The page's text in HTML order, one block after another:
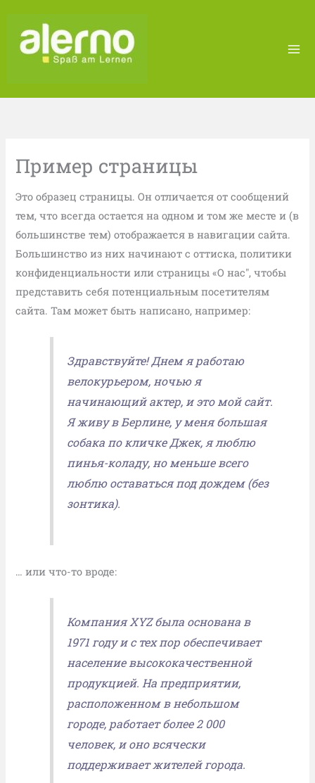
content
Пример страницы
Это образец страницы. Он отличается от сообщений
тем, что всегда остается на одном и том же месте и (в
большинстве тем) отображается в навигации сайта.
Большинство из них начинают с оттиска, политики
конфиденциальности или страницы «О нас", чтобы
представить себя потенциальным посетителям
сайта. Там может быть написано, например:
Здравствуйте! Днем я работаю
велокурьером, ночью я
начинающий актер, и это мой сайт.
Я живу в Берлине, у меня большая
собака по кличке Джек, я люблю
пинья-коладу, но меньше всего
люблю оставаться под дождем (без
зонтика).
… или что-то вроде:
Компания XYZ была основана в
1971 году и с тех пор обеспечивает
население высококачественной
продукцией. На предприятии,
расположенном в небольшом
городе, работает более 2 000
человек, и оно всячески
поддерживает жителей города.